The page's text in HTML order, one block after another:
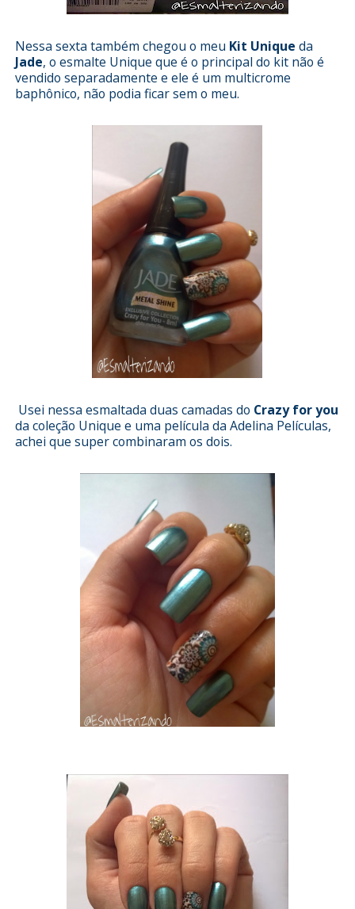
Nessa sexta também chegou o meu Kit Unique da
Jade, o esmalte Unique que é o principal do kit não é
vendido separadamente e ele é um multicrome
baphônico, não podia ficar sem o meu.
Usei nessa esmaltada duas camadas do Crazy for you
da coleção Unique e uma película da Adelina Películas,
achei que super combinaram os dois.